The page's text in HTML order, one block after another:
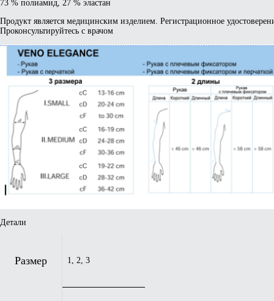
73 % полиамид, 27 % эластан
Продукт является медицинским изделием. Регистрационное
Проконсультируйтесь с врачом
Детали
Размер 1, 2, 3